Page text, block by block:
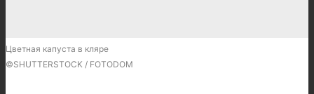
Цветная капуста в кляре
©SHUTTERSTOCK / FOTODOM